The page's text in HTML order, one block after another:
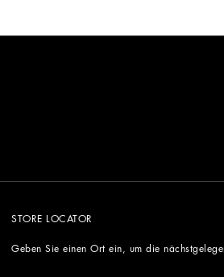
STORE LOCATOR
Geben Sie einen Ort ein, um die